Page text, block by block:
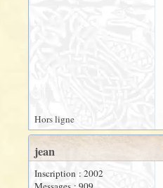
Hors ligne
jean
Inscription : 2002